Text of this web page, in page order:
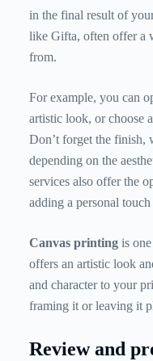
in the final result of
like Gifta, often offer a
from.
For example, you can
artistic look, or choose
Don’t forget the finish,
depending on the
services also offer the
adding a personal
Canvas printing is
offers an artistic look
and character to your
framing it or leaving it
Review and